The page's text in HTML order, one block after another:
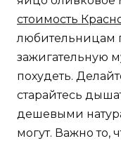
стоимость
любительницам
зажигательную
похудеть.
старайтесь
дешевыми
могут. Важно то,